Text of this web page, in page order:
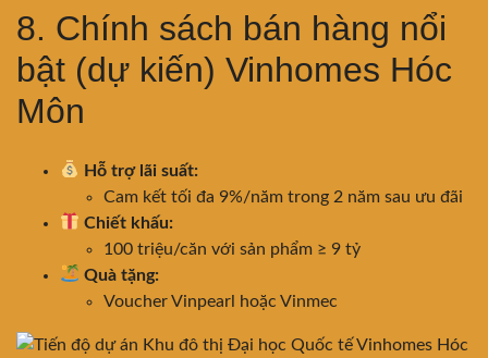
8. Chính sách bán hàng nổi
bật (dự kiến) Vinhomes Hóc
Môn
Hỗ trợ lãi suất:
Cam kết tối đa 9%/năm trong 2 năm sau ưu đãi
Chiết khấu:
100 triệu/căn với sản phẩm ≥ 9 tỷ
Quà tặng:
Voucher Vinpearl hoặc Vinmec